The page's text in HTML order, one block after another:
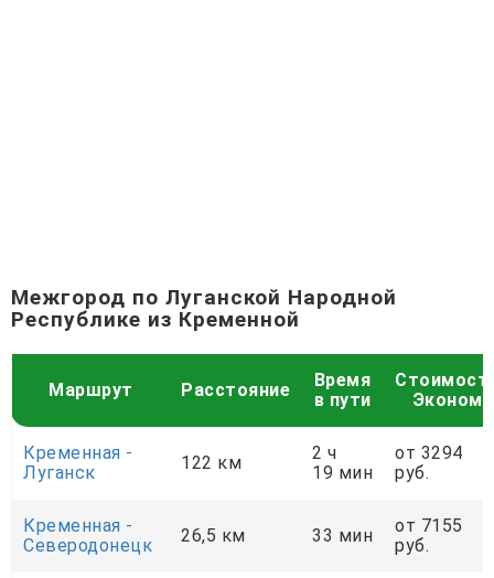
Межгород по Луганской Народной
Республике из Кременной
Маршрут Расстояние
Время
в пути
Эконом
Кременная -
Луганск
122 км
2 ч
19 мин
от 3294
руб.
Кременная -
Северодонецк
26,5 км 33 мин
от 7155
руб.